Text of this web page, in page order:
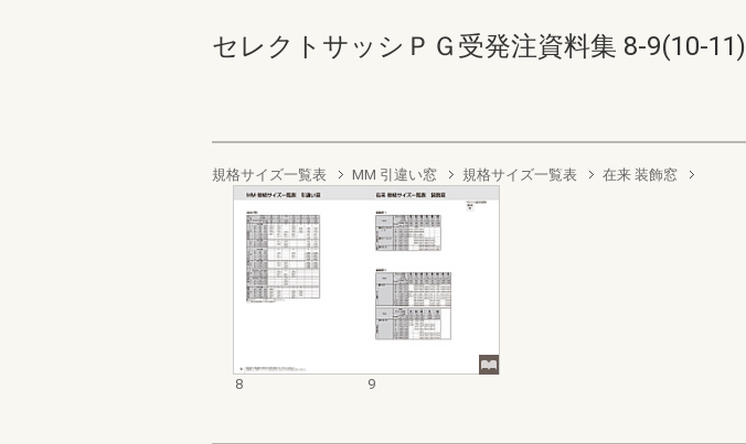
セレクトサッシＰＧ受発注資料集 8-9(10-11)
規格サイズ一覧表 MM 引違い窓 規格サイズ一覧表 在来 装飾窓
8 9